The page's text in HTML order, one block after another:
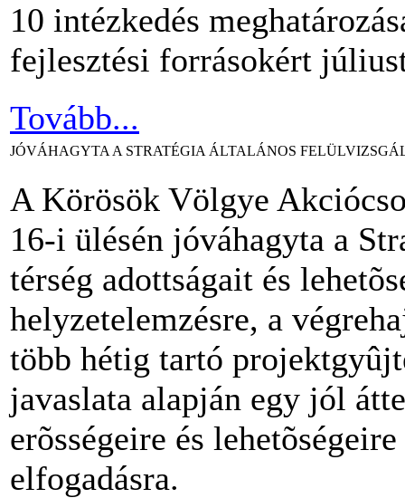
10 intézkedés
fejlesztési forrásokért
Tovább...
JÓVÁHAGYTA A STRATÉGIA ÁLTALÁNOS
A Körösök Völgye
16-i ülésén jóváhagyta a
térség adottságait és
helyzetelemzésre, a
több hétig tartó
javaslata alapján egy jól
erõsségeire és
elfogadásra.